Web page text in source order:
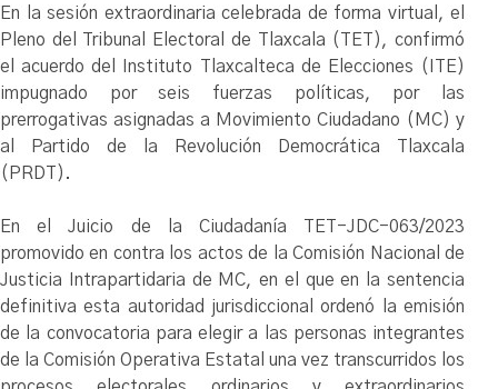
En la sesión extraordinaria celebrada de forma virtual, el
Pleno del Tribunal Electoral de Tlaxcala (TET), confirmó
el acuerdo del Instituto Tlaxcalteca de Elecciones (ITE)
impugnado por seis fuerzas políticas, por las
prerrogativas asignadas a Movimiento Ciudadano (MC) y
al Partido de la Revolución Democrática Tlaxcala
(PRDT).
En el Juicio de la Ciudadanía TET-JDC-063/2023
promovido en contra los actos de la Comisión Nacional de
Justicia Intrapartidaria de MC, en el que en la sentencia
definitiva esta autoridad jurisdiccional ordenó la emisión
de la convocatoria para elegir a las personas integrantes
de la Comisión Operativa Estatal una vez transcurridos los